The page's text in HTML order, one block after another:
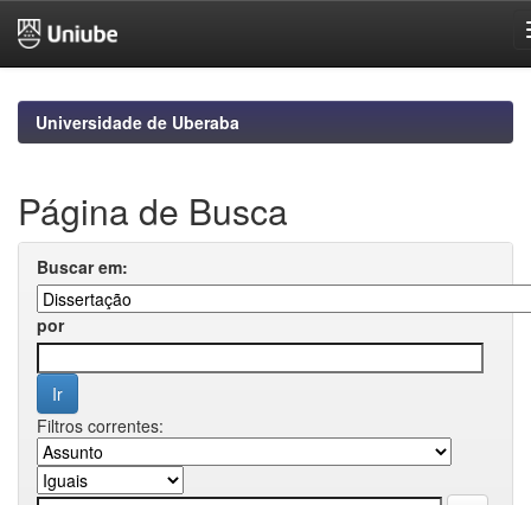
navigationUniversidade de Uberaba
Página de Busca
Buscar em:
por
Filtros correntes: